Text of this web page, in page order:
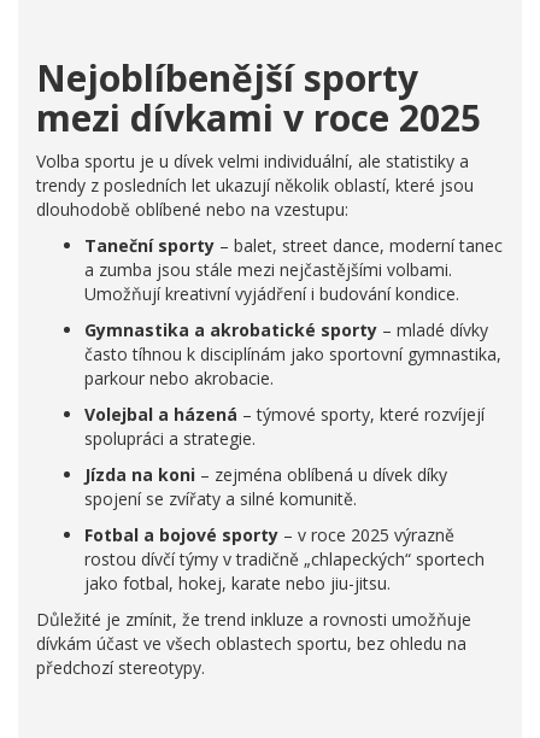
Nejoblíbenější sporty
mezi dívkami v roce 2025
Volba sportu je u dívek velmi individuální, ale statistiky a
trendy z posledních let ukazují několik oblastí, které jsou
dlouhodobě oblíbené nebo na vzestupu:
Taneční sporty – balet, street dance, moderní tanec
a zumba jsou stále mezi nejčastějšími volbami.
Umožňují kreativní vyjádření i budování kondice.
Gymnastika a akrobatické sporty – mladé dívky
často tíhnou k disciplínám jako sportovní gymnastika,
parkour nebo akrobacie.
Volejbal a házená – týmové sporty, které rozvíjejí
spolupráci a strategie.
Jízda na koni – zejména oblíbená u dívek díky
spojení se zvířaty a silné komunitě.
Fotbal a bojové sporty – v roce 2025 výrazně
rostou dívčí týmy v tradičně „chlapeckých“ sportech
jako fotbal, hokej, karate nebo jiu-jitsu.
Důležité je zmínit, že trend inkluze a rovnosti umožňuje
dívkám účast ve všech oblastech sportu, bez ohledu na
předchozí stereotypy.